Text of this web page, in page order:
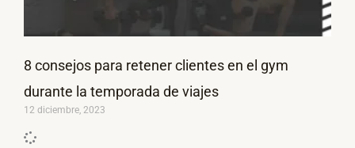
8 consejos para retener clientes en el gym
durante la temporada de viajes
12 diciembre, 2023